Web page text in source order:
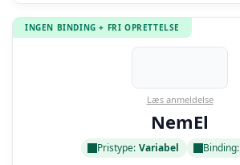
INGEN BINDING + FRI OPRETTELSE
Læs anmeldelse
NemEl
Pristype: Variabel Binding: